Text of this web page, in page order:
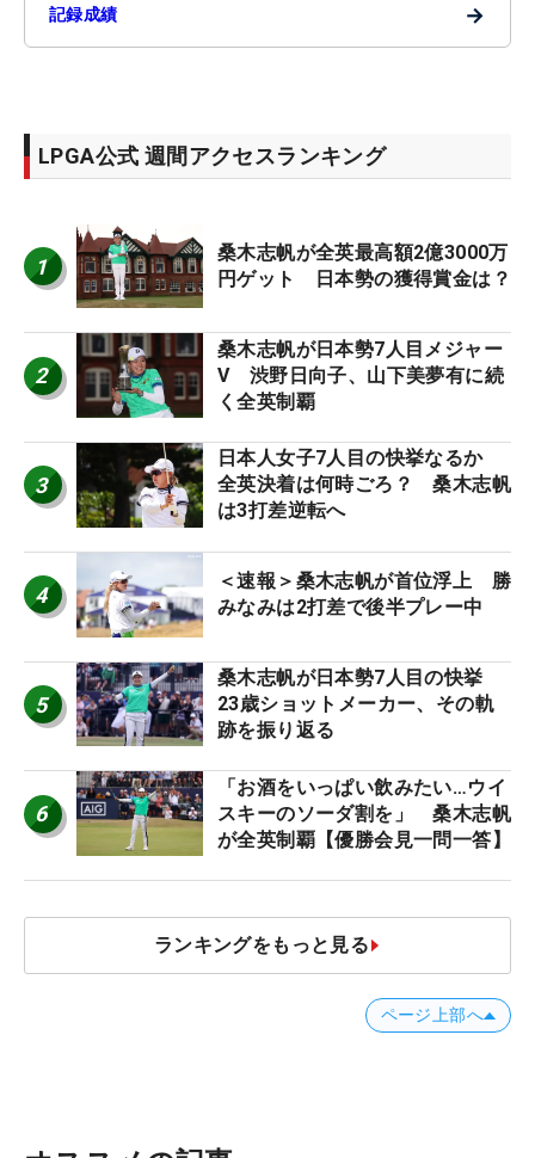
記録成績 →
LPGA公式 週間アクセスランキング
1
桑木志帆が全英最高額2億3000万
円ゲット 日本勢の獲得賞金は？
2
桑木志帆が日本勢7人目メジャー
V 渋野日向子、山下美夢有に続
く全英制覇
3
日本人女子7人目の快挙なるか
全英決着は何時ごろ？ 桑木志帆
は3打差逆転へ
4
＜速報＞桑木志帆が首位浮上 勝
みなみは2打差で後半プレー中
5
桑木志帆が日本勢7人目の快挙
23歳ショットメーカー、その軌
跡を振り返る
6
「お酒をいっぱい飲みたい…ウイ
スキーのソーダ割を」 桑木志帆
が全英制覇【優勝会見一問一答】
ランキングをもっと見る
ページ上部へ